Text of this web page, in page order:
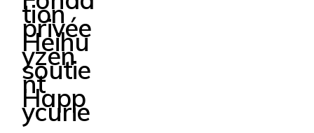
tion
privée
Heihu
yzen
soutie
nt
Happ
ycurie